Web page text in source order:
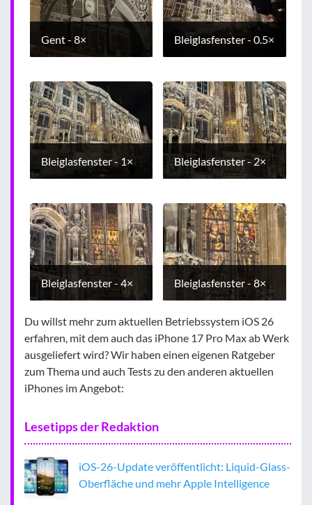
Gent - 8× Bleiglasfenster - 0.5×
Bleiglasfenster - 1× Bleiglasfenster - 2×
Bleiglasfenster - 4× Bleiglasfenster - 8×
Du willst mehr zum aktuellen Betriebssystem iOS 26
erfahren, mit dem auch das iPhone 17 Pro Max ab Werk
ausgeliefert wird? Wir haben einen eigenen Ratgeber
zum Thema und auch Tests zu den anderen aktuellen
iPhones im Angebot:
Lesetipps der Redaktion
iOS-26-Update veröffentlicht: Liquid-Glass-
Oberfläche und mehr Apple Intelligence